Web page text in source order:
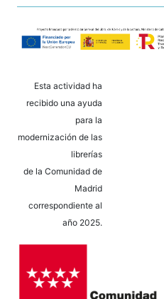
Esta actividad ha
recibido una ayuda
para la
modernización de las
librerías
de la Comunidad de
Madrid
correspondiente al
año 2025.